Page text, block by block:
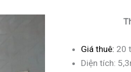
Giá thuê: 20
Diện tích: